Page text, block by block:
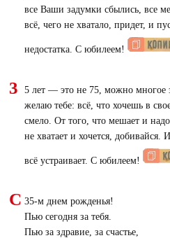
все Ваши задумки сбылись, все
всё, чего не хватало, придет, и
недостатка. С юбилеем!
3
5 лет — это не 75, можно многое
желаю тебе: всё, что хочешь в
смело. От того, что мешает и
не хватает и хочется, добивайся.
всё устраивает. С юбилеем!
С 35-м днем рожденья!
Пью сегодня за тебя.
Пью за здравие, за счастье,